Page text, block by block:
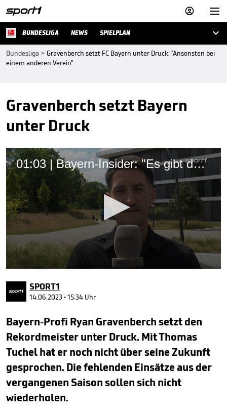


BUNDESLIGA NEWS SPIELPLAN 
Bundesliga > Gravenberch setzt FC Bayern unter Druck: "Ansonsten bei
einem anderen Verein"
Gravenberch setzt Bayern
unter Druck
01:03 | Bayern-Insider: "Es gibt da ein paar Gedankenspiele"
seconds
of
minute,
seconds
SPORT1
14.06.2023 • 15:34 Uhr
Bayern-Profi Ryan Gravenberch setzt den
Rekordmeister unter Druck. Mit Thomas
Tuchel hat er noch nicht über seine Zukunft
gesprochen. Die fehlenden Einsätze aus der
vergangenen Saison sollen sich nicht
wiederholen.